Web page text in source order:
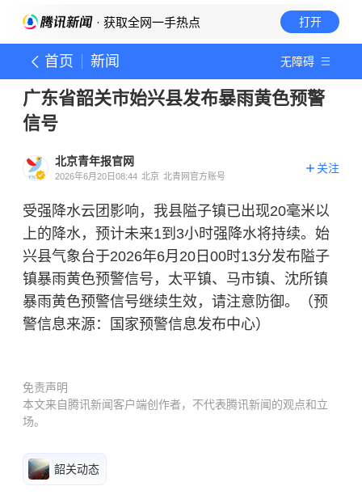
· 获取全网一手热点 打开
首页 新闻 无障碍
广东省韶关市始兴县发布暴雨黄色预警
信号
北京青年报官网
2026年6月20日08:44 北京 北青网官方账号
关注
受强降水云团影响，我县隘子镇已出现20毫米以
上的降水，预计未来1到3小时强降水将持续。始
兴县气象台于2026年6月20日00时13分发布隘子
镇暴雨黄色预警信号，太平镇、马市镇、沈所镇
暴雨黄色预警信号继续生效，请注意防御。（预
警信息来源：国家预警信息发布中心）
免责声明
本文来自腾讯新闻客户端创作者，不代表腾讯新闻的观点和立
场。
韶关动态